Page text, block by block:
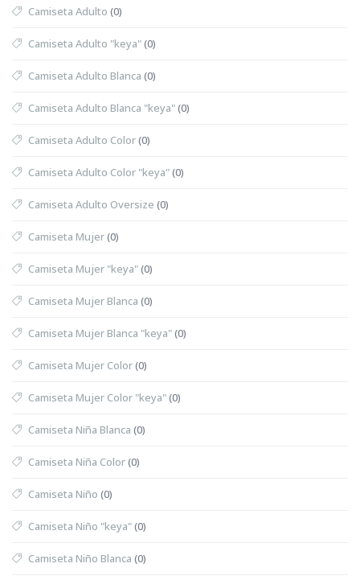
Camiseta Adulto (0)
Camiseta Adulto "keya"(0)
Camiseta Adulto Blanca (0)
Camiseta Adulto Blanca "keya"(0)
Camiseta Adulto Color(0)
Camiseta Adulto Color "keya"(0)
Camiseta Adulto Oversize (0)
Camiseta Mujer(0)
Camiseta Mujer "keya"(0)
Camiseta Mujer Blanca (0)
Camiseta Mujer Blanca "keya"(0)
Camiseta Mujer Color(0)
Camiseta Mujer Color "keya"(0)
Camiseta Niña Blanca (0)
Camiseta Niña Color(0)
Camiseta Niño (0)
Camiseta Niño "keya"(0)
Camiseta Niño Blanca (0)